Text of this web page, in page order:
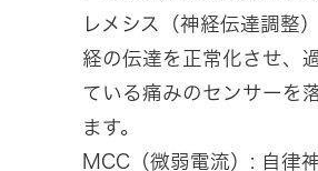
レメシス（神経伝達調整
経の伝達を正常化させ、
ている痛みのセンサーを
ます。
MCC（微弱電流）: 自律